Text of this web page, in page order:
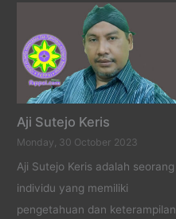
Aji Sutejo Keris
Monday, 30 October 2023
Aji Sutejo Keris adalah seorang
individu yang memiliki
pengetahuan dan keterampilan